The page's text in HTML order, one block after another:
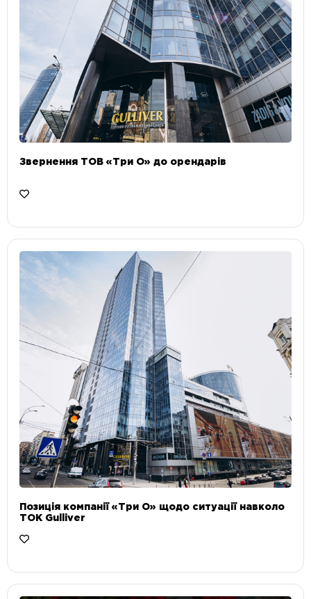
Звернення ТОВ «Три О» до орендарів
Позиція компанії «Три О» щодо ситуації навколо
ТОК Gulliver